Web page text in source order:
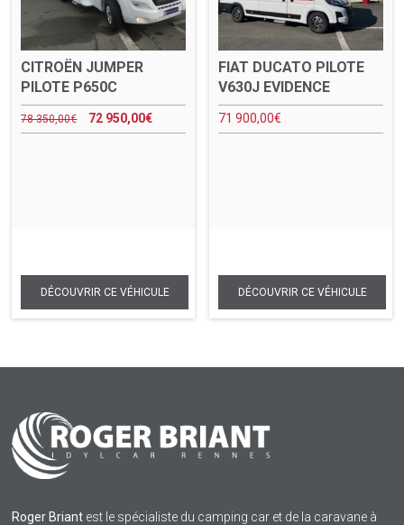
CITROËN JUMPER
PILOTE P650C
78 350,00€ 72 950,00€
FIAT DUCATO PILOTE
V630J EVIDENCE
71 900,00€
Roger Briant est le spécialiste du camping car et de la caravane à